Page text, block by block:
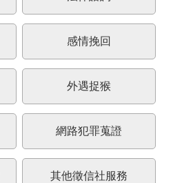
感情挽回
外遇捉猴
網路犯罪蒐證
其他徵信社服務